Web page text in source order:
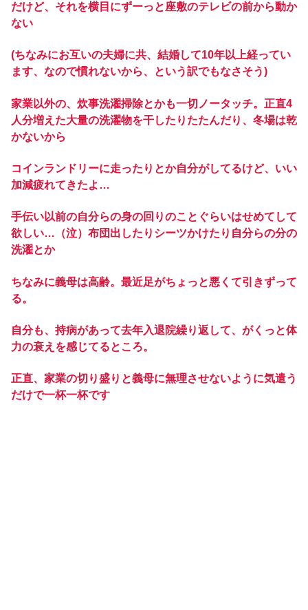
だけど、それを横目にずーっと座敷のテレビの前から動か
ない
(ちなみにお互いの夫婦に共、結婚して10年以上経ってい
ます、なので慣れないから、という訳でもなさそう)
家業以外の、炊事洗濯掃除とかも一切ノータッチ。正直4
人分増えた大量の洗濯物を干したりたたんだり、冬場は乾
かないから
コインランドリーに走ったりとか自分がしてるけど、いい
加減疲れてきたよ…
手伝い以前の自分らの身の回りのことぐらいはせめてして
欲しい…（泣）布団出したりシーツかけたり自分らの分の
洗濯とか
ちなみに義母は高齢。最近足がちょっと悪くて引きずって
る。
自分も、持病があって去年入退院繰り返して、がくっと体
力の衰えを感じてるところ。
正直、家業の切り盛りと義母に無理させないように気遣う
だけで一杯一杯です